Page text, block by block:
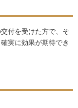
付を受けた方で、そ
実に効果が期待でき